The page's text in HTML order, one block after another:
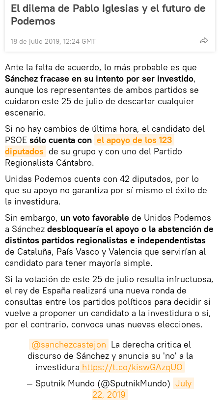
El dilema de Pablo Iglesias y el futuro de
Podemos
18 de julio 2019, 12:24 GMT
Ante la falta de acuerdo, lo más probable es que
Sánchez fracase en su intento por ser investido,
aunque los representantes de ambos partidos se
cuidaron este 25 de julio de descartar cualquier
escenario.
Si no hay cambios de última hora, el candidato del
PSOE sólo cuenta con el apoyo de los 123
diputados de su grupo y con uno del Partido
Regionalista Cántabro.
Unidas Podemos cuenta con 42 diputados, por lo
que su apoyo no garantiza por sí mismo el éxito de
la investidura.
Sin embargo, un voto favorable de Unidos Podemos
a Sánchez desbloquearía el apoyo o la abstención de
distintos partidos regionalistas e independentistas
de Cataluña, País Vasco y Valencia que servirían al
candidato para tener mayoría simple.
Si la votación de este 25 de julio resulta infructuosa,
el rey de España realizará una nueva ronda de
consultas entre los partidos políticos para decidir si
vuelve a proponer un candidato a la investidura o si,
por el contrario, convoca unas nuevas elecciones.
@sanchezcastejon La derecha critica el
discurso de Sánchez y anuncia su 'no' a la
investidura https://t.co/kiswGAzqUO
— Sputnik Mundo (@SputnikMundo) July
22, 2019